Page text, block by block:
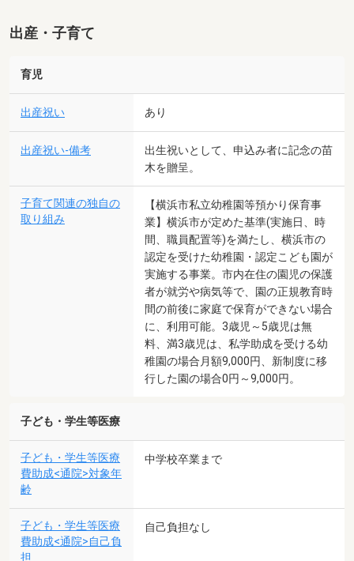
出産・子育て
育児
出産祝い あり
出産祝い-備考
出生祝いとして、申込み者に記念の苗
木を贈呈。
子育て関連の独自の
取り組み
【横浜市私立幼稚園等預かり保育事
業】横浜市が定めた基準(実施日、時
間、職員配置等)を満たし、横浜市の
認定を受けた幼稚園・認定こども園が
実施する事業。市内在住の園児の保護
者が就労や病気等で、園の正規教育時
間の前後に家庭で保育ができない場合
に、利用可能。3歳児～5歳児は無
料、満3歳児は、私学助成を受ける幼
稚園の場合月額9,000円、新制度に移
行した園の場合0円～9,000円。
子ども・学生等医療
子ども・学生等医療
費助成<通院>対象年
齢
中学校卒業まで
子ども・学生等医療
費助成<通院>自己負
担
自己負担なし